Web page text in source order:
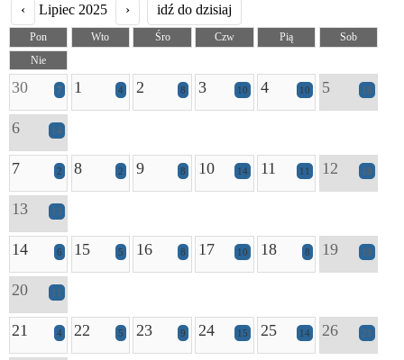
‹ Lipiec 2025 › idź do dzisiaj
Pon Wto Śro Czw Pią
Sob
Nie
30 7 1 4 2 8 3 10 4 10 5 16
6 14
7 2 8 2 9 8 10 14 11 11 12 18
13 13
14 6 15 5 16 8 17 10 18 8 19 19
20 11
21 4 22 5 23 9 24 15 25 14 26 21